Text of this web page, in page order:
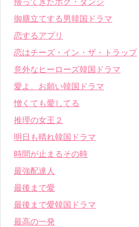
帰ってきたポク・ダンジ
御膳立てする男韓国ドラマ
恋するアプリ
恋はチーズ・イン・ザ・トラップ
意外なヒーローズ韓国ドラマ
愛よ、お願い韓国ドラマ
憎くても愛してる
推理の女王２
明日も晴れ韓国ドラマ
時間が止まるその時
最強配達人
最後まで愛
最後まで愛韓国ドラマ
最高の一発